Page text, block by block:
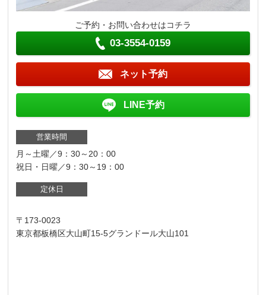
ご予約・お問い合わせはコチラ
03-3554-0159
ネット予約
LINE予約
営業時間
月～土曜／9：30～20：00
祝日・日曜／9：30～19：00
定休日
〒173-0023
東京都板橋区大山町15-5グランドール大山101